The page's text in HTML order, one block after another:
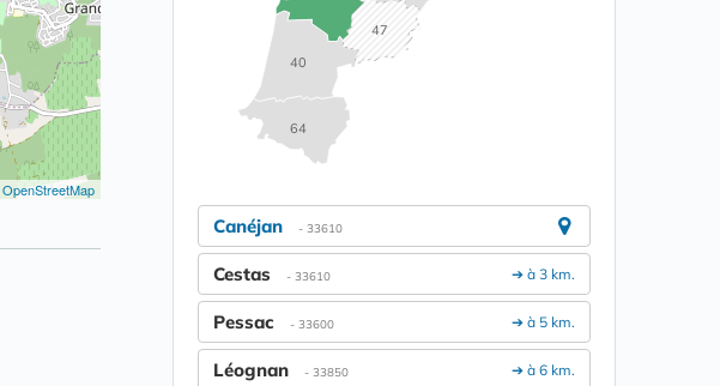
OpenStreetMap
40
47
64
Canéjan - 33610
➔ à 3 km.
Cestas - 33610
➔ à 5 km.
Pessac - 33600
➔ à 6 km.
Léognan - 33850